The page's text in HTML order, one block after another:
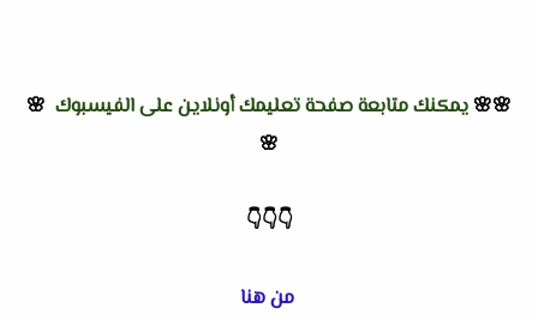
🌸🌸 يمكنك متابعة صفحة تعليمك أونلاين على الفيسبوك 🌸
🌸
👇
👇
👇
من هنا